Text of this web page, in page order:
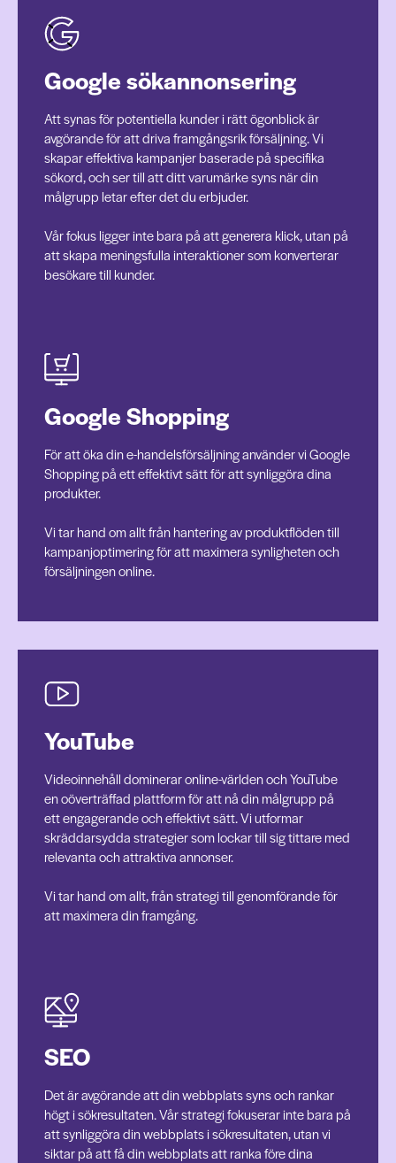
Google sökannonsering
Att synas för potentiella kunder i rätt ögonblick är
avgörande för att driva framgångsrik försäljning. Vi
skapar effektiva kampanjer baserade på specifika
sökord, och ser till att ditt varumärke syns när din
målgrupp letar efter det du erbjuder.
Vår fokus ligger inte bara på att generera klick, utan på
att skapa meningsfulla interaktioner som konverterar
besökare till kunder.
Google Shopping
För att öka din e-handelsförsäljning använder vi Google
Shopping på ett effektivt sätt för att synliggöra dina
produkter.
Vi tar hand om allt från hantering av produktflöden till
kampanjoptimering för att maximera synligheten och
försäljningen online.
YouTube
Videoinnehåll dominerar online-världen och YouTube
en oöverträffad plattform för att nå din målgrupp på
ett engagerande och effektivt sätt. Vi utformar
skräddarsydda strategier som lockar till sig tittare med
relevanta och attraktiva annonser.
Vi tar hand om allt, från strategi till genomförande för
att maximera din framgång.
SEO
Det är avgörande att din webbplats syns och rankar
högt i sökresultaten. Vår strategi fokuserar inte bara på
att synliggöra din webbplats i sökresultaten, utan vi
siktar på att få din webbplats att ranka före dina